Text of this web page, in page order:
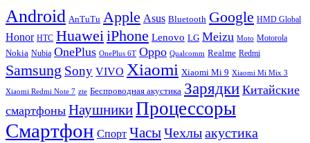
Android AnTuTu Apple Asus Bluetooth Google HMD Global
Honor HTC HuaweiiPhone Lenovo LG Meizu Moto Motorola
Nokia Nubia OnePlus OnePlus 6T Oppo Qualcomm Realme Redmi
Samsung Sony VIVO Xiaomi Xiaomi Mi 9 Xiaomi Mi Mix 3
Xiaomi Redmi Note 7 zte Беспроводная акустика Зарядки Китайские
смартфоны НаушникиПроцессоры
Смартфон Спорт ЧасыЧехлыакустика